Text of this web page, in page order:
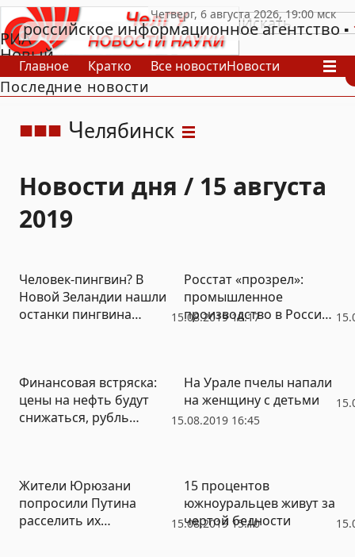
РИА
Новый
День
российское информационное агентство
Главное Кратко Все новостиНовости
В России
В мире
Последние новости
Челябинск
Новости дня / 15 августа
2019
15.08.2019 18:17
Человек-пингвин? В
Новой Зеландии нашли
останки пингвина
Росстат «прозрел»:
промышленное
производство в России
15.08.2019 16:45
Финансовая встряска:
цены на нефть будут
снижаться, рубль
На Урале пчелы напали
на женщину с детьми
15.08.2019 15:10
Жители Юрюзани
попросили Путина
расселить их
15 процентов
южноуральцев живут за
чертой бедности